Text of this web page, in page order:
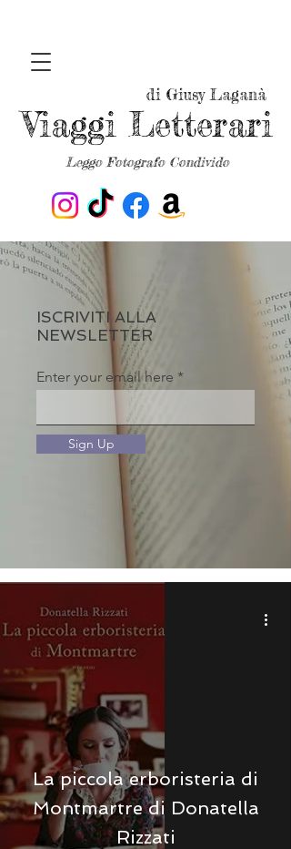
Leggo Fotografo Condivido
Viaggi Letterari
di Giusy Laganà
ISCRIVITI ALLA
NEWSLETTER
Enter your email here
Sign Up
La piccola erboristeria di
Montmartre di Donatella
Rizzati